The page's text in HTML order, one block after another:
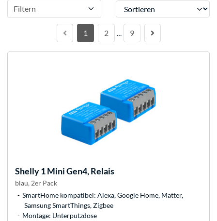
Filtern Sortieren
1 2 … 9
Shelly1 Mini Gen4, Relais
blau, 2er Pack
SmartHome kompatibel: Alexa, Google Home, Matter,
Samsung SmartThings, Zigbee
Montage: Unterputzdose